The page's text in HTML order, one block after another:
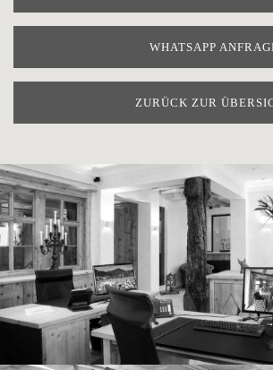
WHATSAPP
ZURÜCK ZUR